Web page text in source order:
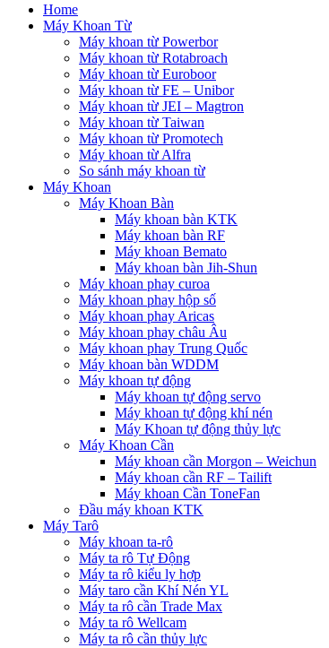
Home
Máy Khoan Từ
Máy khoan từ Powerbor
Máy khoan từ Rotabroach
Máy khoan từ Euroboor
Máy khoan từ FE – Unibor
Máy khoan từ JEI – Magtron
Máy khoan từ Taiwan
Máy khoan từ Promotech
Máy khoan từ Alfra
So sánh máy khoan từ
Máy Khoan
Máy Khoan Bàn
Máy khoan bàn KTK
Máy khoan bàn RF
Máy khoan Bemato
Máy khoan bàn Jih-Shun
Máy khoan phay curoa
Máy khoan phay hộp số
Máy khoan phay Aricas
Máy khoan phay châu Âu
Máy khoan phay Trung Quốc
Máy khoan bàn WDDM
Máy khoan tự động
Máy khoan tự động servo
Máy khoan tự động khí nén
Máy Khoan tự động thủy lực
Máy Khoan Cần
Máy khoan cần Morgon – Weichun
Máy khoan cần RF – Tailift
Máy khoan Cần ToneFan
Đầu máy khoan KTK
Máy Tarô
Máy khoan ta-rô
Máy ta rô Tự Động
Máy ta rô kiểu ly hợp
Máy taro cần Khí Nén YL
Máy ta rô cần Trade Max
Máy ta rô Wellcam
Máy ta rô cần thủy lực